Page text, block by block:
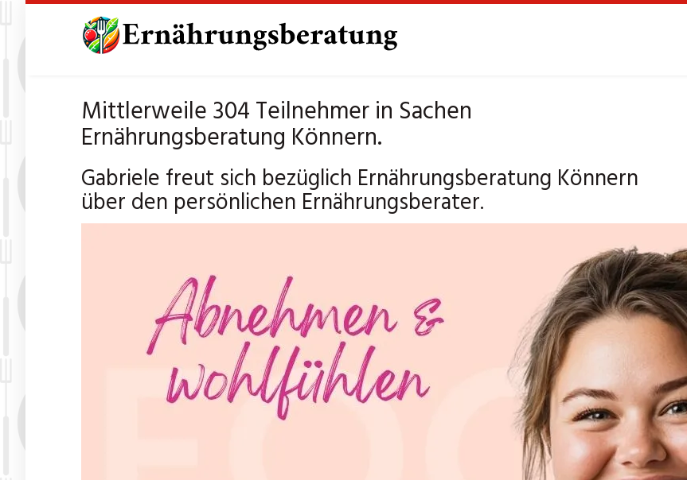
Mittlerweile 304 Teilnehmer in Sachen
Ernährungsberatung Könnern.
Gabriele freut sich bezüglich Ernährungsberatung Könnern
über den persönlichen Ernährungsberater.